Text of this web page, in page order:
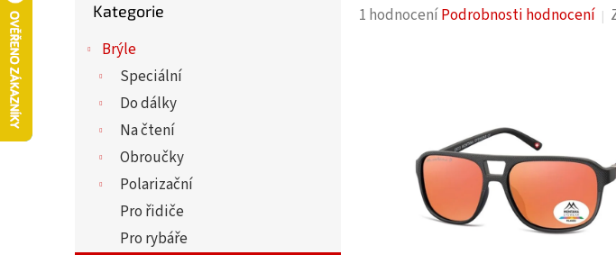
kategorie
Kategorie
Brýle
Speciální
Do dálky
Na čtení
Obroučky
Polarizační
Pro řidiče
Pro rybáře
Průměrné
hvězdiček.
1 hodnoceníPodrobnosti hodnocení